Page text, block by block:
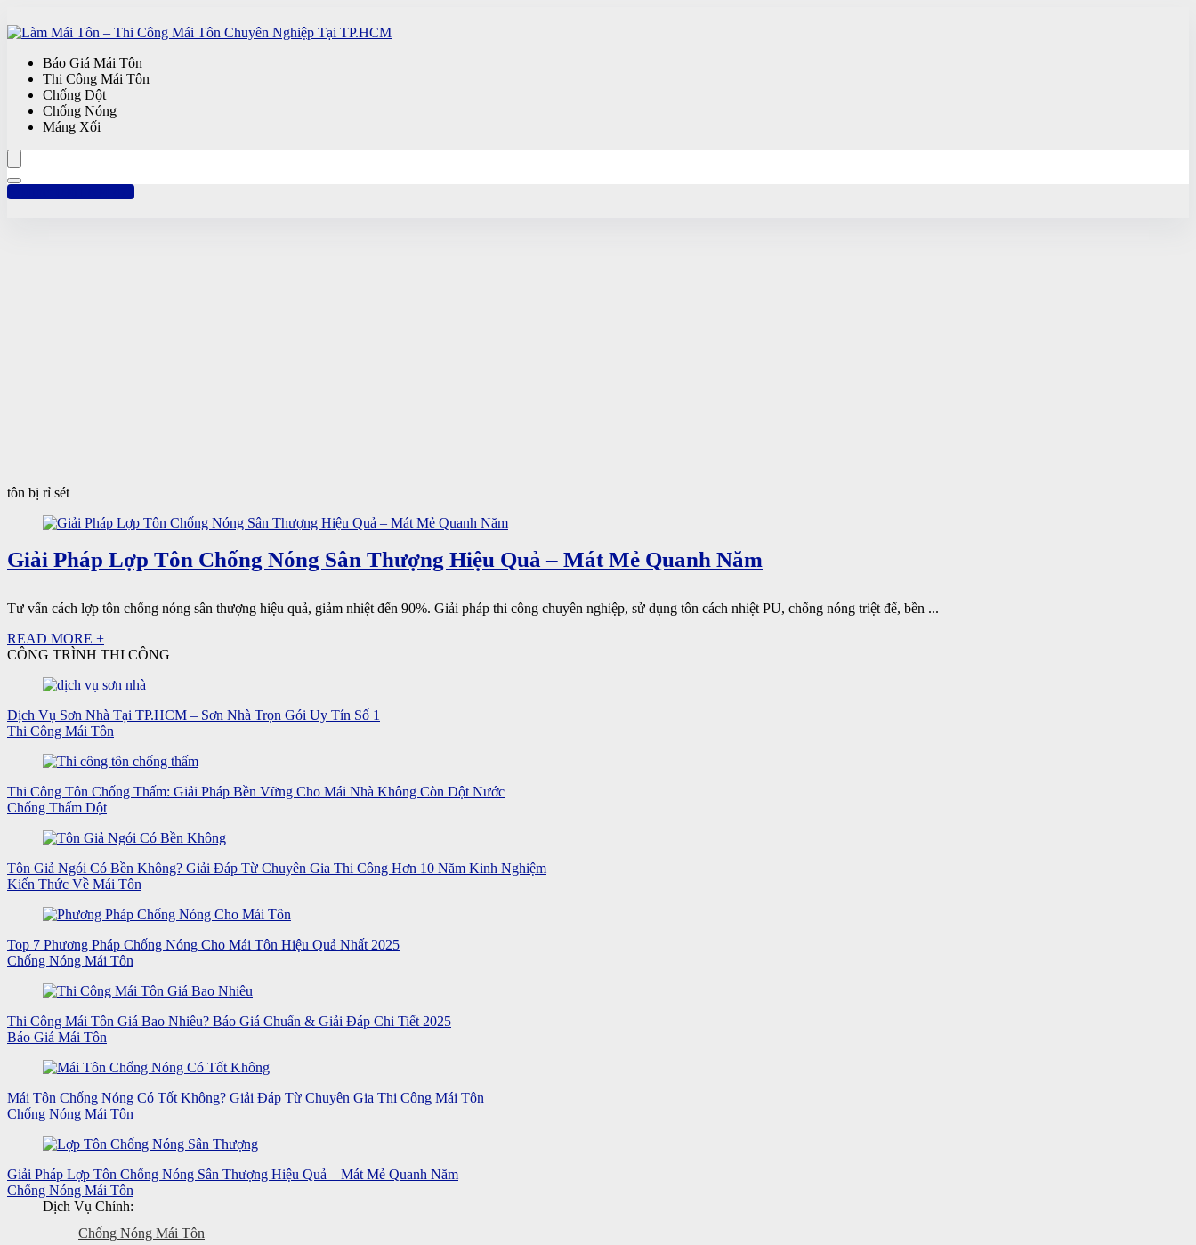
Báo Giá Mái Tôn
Thi Công Mái Tôn
Chống Dột
Chống Nóng
Máng Xối
Hotline: 0961 894 472
tôn bị rỉ sét
Giải Pháp Lợp Tôn Chống Nóng Sân Thượng Hiệu Quả – Mát Mẻ Quanh Năm
Tư vấn cách lợp tôn chống nóng sân thượng hiệu quả, giảm nhiệt đến 90%. Giải pháp thi công chuyên nghiệp, sử dụng tôn cách nhiệt PU, chống nóng triệt để, bền ...
READ MORE +
CÔNG TRÌNH THI CÔNG
Dịch Vụ Sơn Nhà Tại TP.HCM – Sơn Nhà Trọn Gói Uy Tín Số 1
Thi Công Mái Tôn
Thi Công Tôn Chống Thấm: Giải Pháp Bền Vững Cho Mái Nhà Không Còn Dột Nước
Chống Thấm Dột
Tôn Giả Ngói Có Bền Không? Giải Đáp Từ Chuyên Gia Thi Công Hơn 10 Năm Kinh Nghiệm
Kiến Thức Về Mái Tôn
Top 7 Phương Pháp Chống Nóng Cho Mái Tôn Hiệu Quả Nhất 2025
Chống Nóng Mái Tôn
Thi Công Mái Tôn Giá Bao Nhiêu? Báo Giá Chuẩn & Giải Đáp Chi Tiết 2025
Báo Giá Mái Tôn
Mái Tôn Chống Nóng Có Tốt Không? Giải Đáp Từ Chuyên Gia Thi Công Mái Tôn
Chống Nóng Mái Tôn
Giải Pháp Lợp Tôn Chống Nóng Sân Thượng Hiệu Quả – Mát Mẻ Quanh Năm
Chống Nóng Mái Tôn
Dịch Vụ Chính:
Chống Nóng Mái Tôn